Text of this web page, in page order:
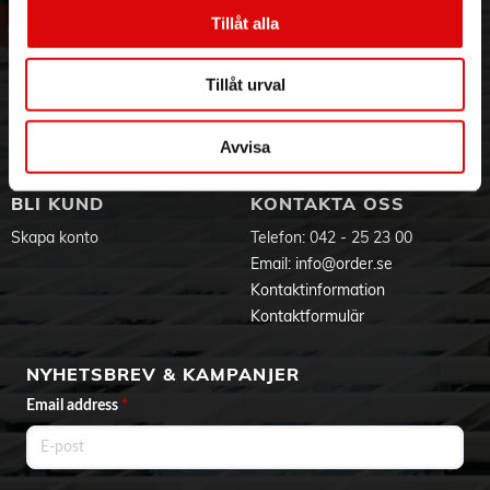
Tillåt alla
Tillåt urval
Avvisa
vattenkokaren när det inte finns vatten i behållaren.
Specifikationer:
- Rostfritt stål
- Dolt värmeelement
- Överkoksskydd
- 0,7m sladd
Visselblåsning
Aktuellt på Order
Service & Support
Godsefterlysning & Felleverans
Integritetspolicy
Om cookies
BLI KUND
Skapa konto
KONTAKTA OSS
Telefon: 042 - 25 23 00
Email: info@order.se
Kontaktinformation
Kontaktformulär
NYHETSBREV & KAMPANJER
Email address *